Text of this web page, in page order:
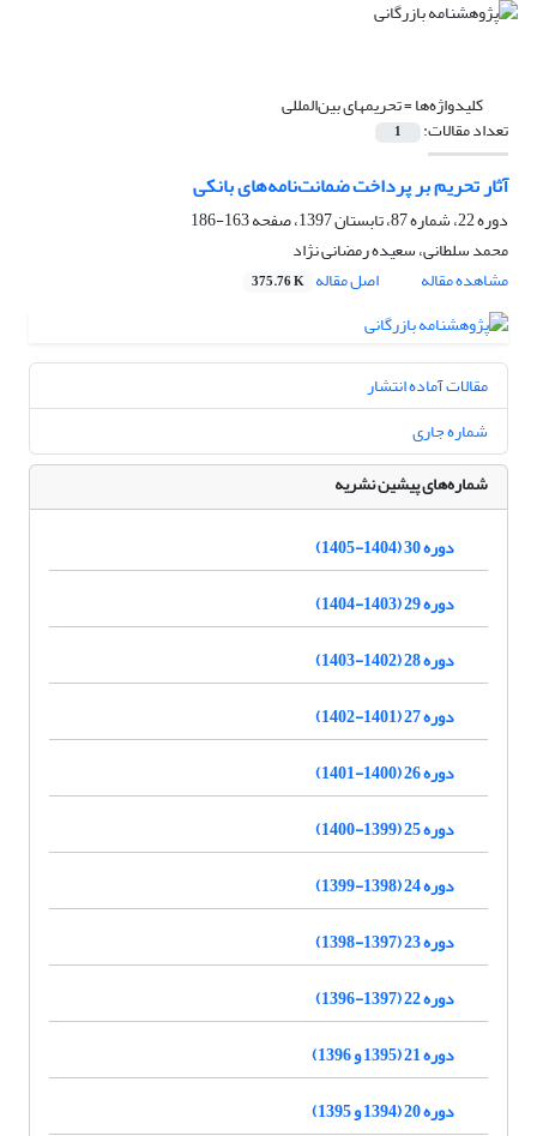
کلیدواژه‌ها =تحریمهای بین‌المللی
تعداد مقالات: 1
آثار تحریم بر پرداخت ضمانت‌نامه‌های بانکی
دوره 22، شماره 87، تابستان 1397، صفحه
163-186
محمد سلطانی، سعیده رمضانی نژاد
مشاهده مقاله
اصل مقاله 375.76 K
مقالات آماده انتشار
شماره جاری
شماره‌های پیشین نشریه
دوره 30 (1404-1405)
دوره 29 (1403-1404)
دوره 28 (1402-1403)
دوره 27 (1401-1402)
دوره 26 (1400-1401)
دوره 25 (1399-1400)
دوره 24 (1398-1399)
دوره 23 (1397-1398)
دوره 22 (1397-1396)
دوره 21 (1395 و 1396)
دوره 20 (1394 و 1395)